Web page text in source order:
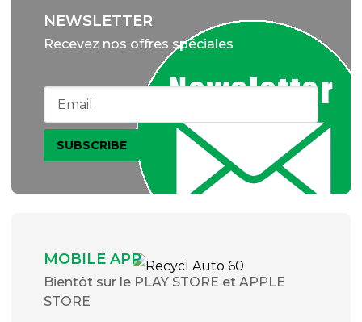
NEWSLETTER
Recevez nos offres spéciales
MOBILE APP
Bientôt sur le PLAY STORE et APPLE
STORE